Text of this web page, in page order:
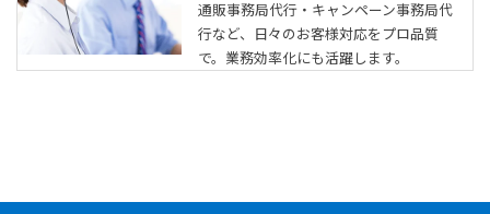
通販事務局代行・キャンペーン事務局代
行など、日々のお客様対応をプロ品質
で。業務効率化にも活躍します。